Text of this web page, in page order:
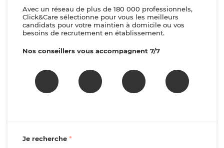
Avec un réseau de plus de 180 000 professionnels,
Click&Care sélectionne pour vous les meilleurs
candidats pour votre maintien à domicile ou vos
besoins de recrutement en établissement.
Nos conseillers vous accompagnent 7/7
Je recherche